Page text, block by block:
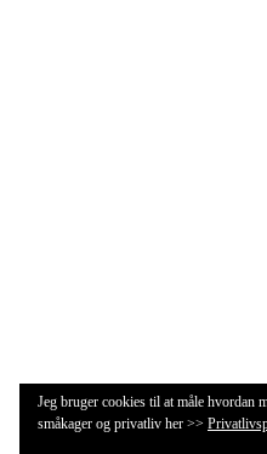
Jeg bruger cookies til at måle hvordan
småkager og privatliv her >>